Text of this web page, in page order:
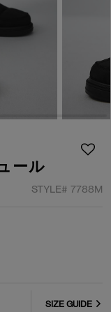
ール
STYLE#7788M
SIZE GUIDE